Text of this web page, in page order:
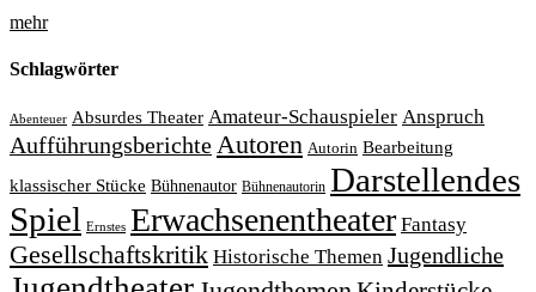
mehr
Schlagwörter
Abenteuer Absurdes Theater Amateur-Schauspieler Anspruch
AufführungsberichteAutoren Autorin Bearbeitung
klassischer Stücke Bühnenautor Bühnenautorin Darstellendes
Spiel Ernstes Erwachsenentheater Fantasy
Gesellschaftskritik Historische Themen Jugendliche